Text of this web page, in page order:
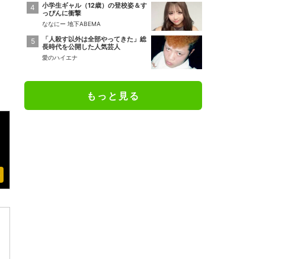
小学生ギャル（12歳）の登校姿＆す
っぴんに衝撃
ななにー 地下ABEMA
「人殺す以外は全部やってきた」総
長時代を公開した人気芸人
愛のハイエナ
もっと見る